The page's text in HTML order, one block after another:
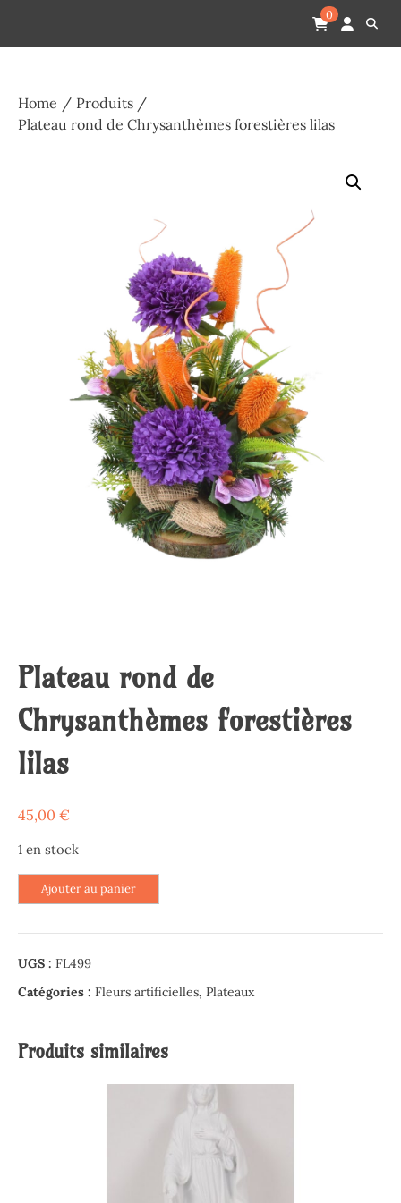
content
Espace Funéraire Michel Gardechaux
0
Home
Produits
Plateau rond de Chrysanthèmes forestières lilas
Plateau rond de
Chrysanthèmes forestières
lilas
45,00 €
1 en stock
quantité
de
de
Chrysanthèmes
Ajouter au panier
UGS : FL499
Catégories : Fleurs artificielles, Plateaux
Produits similaires